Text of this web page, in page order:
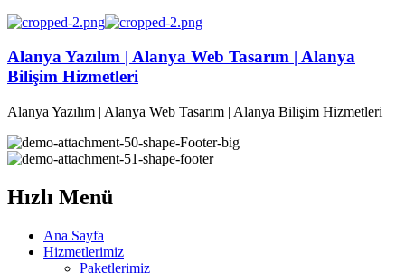
Alanya Yazılım | Alanya Web Tasarım | Alanya
Bilişim Hizmetleri
Alanya Yazılım | Alanya Web Tasarım | Alanya Bilişim Hizmetleri
Hızlı Menü
Ana Sayfa
Hizmetlerimiz
Paketlerimiz